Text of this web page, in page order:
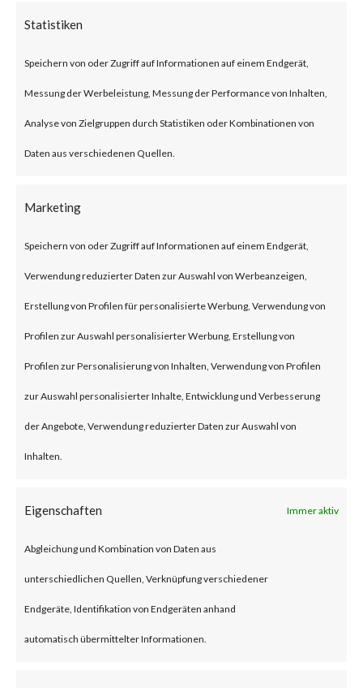
Statistiken
Speichern von oder Zugriff auf Informationen auf einem Endgerät,
Messung der Werbeleistung, Messung der Performance von Inhalten,
Analyse von Zielgruppen durch Statistiken oder Kombinationen von
Daten aus verschiedenen Quellen.
Marketing
Speichern von oder Zugriff auf Informationen auf einem Endgerät,
Verwendung reduzierter Daten zur Auswahl von Werbeanzeigen,
Erstellung von Profilen für personalisierte Werbung, Verwendung von
Profilen zur Auswahl personalisierter Werbung, Erstellung von
Profilen zur Personalisierung von Inhalten, Verwendung von Profilen
zur Auswahl personalisierter Inhalte, Entwicklung und Verbesserung
der Angebote, Verwendung reduzierter Daten zur Auswahl von
Inhalten.
Eigenschaften Immer aktiv
Abgleichung und Kombination von Daten aus
unterschiedlichen Quellen, Verknüpfung verschiedener
Endgeräte, Identifikation von Endgeräten anhand
automatisch übermittelter Informationen.
released an advisory and a blog
attacks against defense and
and North America. An attacker
could exploit this vulnerability
by tricking a user into opening a
specially crafted Microsoft
Office document. The
vulnerability has a CVSS base
score of 8.3 and is rated
important by Microsoft.
Why is this Significant?
The CVE-2023-36884 has no
available patch and there are
reported exploitation in the